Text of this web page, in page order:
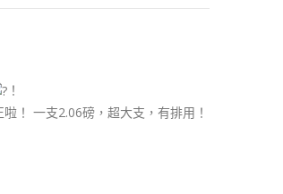
！
啦！ 一支2.06磅，超大支，有排用！